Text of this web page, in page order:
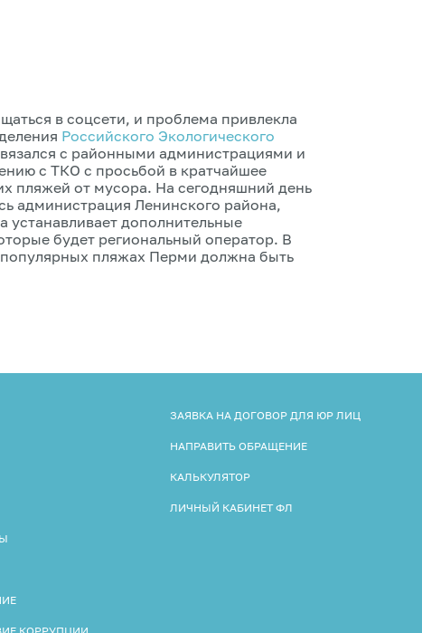
в соцсети, и проблема привлекла
Российского Экологического
с районными администрациями и
с ТКО с просьбой в кратчайшее
пляжей от мусора. На сегодняшний день
администрация Ленинского района,
дополнительные
будет региональный оператор. В
пляжах Перми должна быть
ЗАЯВКА НА ДОГОВОР ДЛЯ ЮР ЛИЦ
НАПРАВИТЬ ОБРАЩЕНИЕ
КАЛЬКУЛЯТОР
ЛИЧНЫЙ КАБИНЕТ ФЛ